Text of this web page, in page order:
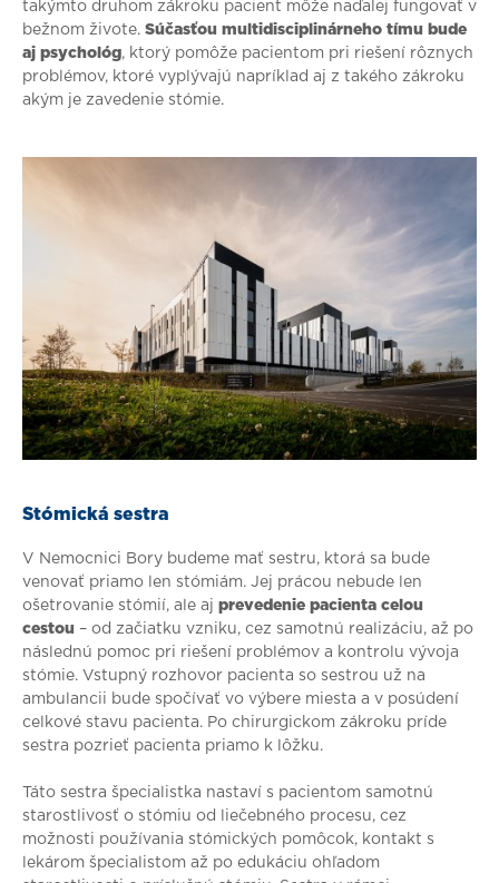
takýmto druhom zákroku pacient môže naďalej fungovať v
bežnom živote. Súčasťou multidisciplinárneho tímu bude
aj psychológ, ktorý pomôže pacientom pri riešení rôznych
problémov, ktoré vyplývajú napríklad aj z takého zákroku
akým je zavedenie stómie.
Stómická sestra
V Nemocnici Bory budeme mať sestru, ktorá sa bude
venovať priamo len stómiám. Jej prácou nebude len
ošetrovanie stómií, ale aj prevedenie pacienta celou
cestou – od začiatku vzniku, cez samotnú realizáciu, až po
následnú pomoc pri riešení problémov a kontrolu vývoja
stómie. Vstupný rozhovor pacienta so sestrou už na
ambulancii bude spočívať vo výbere miesta a v posúdení
celkové stavu pacienta. Po chirurgickom zákroku príde
sestra pozrieť pacienta priamo k lôžku.
Táto sestra špecialistka nastaví s pacientom samotnú
starostlivosť o stómiu od liečebného procesu, cez
možnosti používania stómických pomôcok, kontakt s
lekárom špecialistom až po edukáciu ohľadom